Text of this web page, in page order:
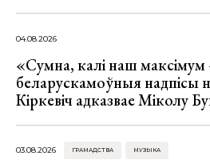
04.08.2026
«Сумна, калі наш
беларускамоўныя надпісы
Кіркевіч адказвае Міколу
03.08.2026 ГРАМАДСТВА МУЗЫКА